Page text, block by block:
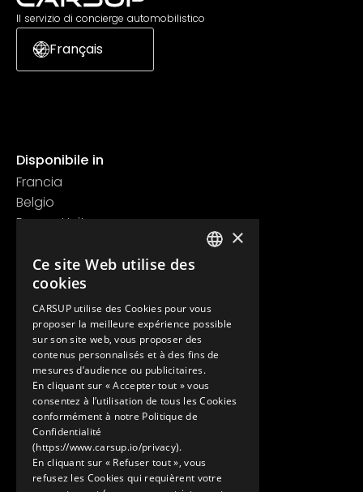
Il servizio di concierge automobilistico
Français
Disponibile in
Francia
Belgio
Regno Unito
Contatti
+33 1 89 47 00 43
contact@carsup.io
Pagina contatti
Scopri
Le nostre Conciergerie
I nostri servizi
Lo Showroom
Il mondo Carsup
Il diario di bordo
×
Ce site Web utilise des
cookies
CARSUP utilise des Cookies pour vous
proposer la meilleure expérience possible
sur son site web, vous proposer des
contenus personnalisés et à des fins de
mesures d’audience ou publicitaires.
En cliquant sur « Accepter tout » vous
consentez à l’utilisation de tous les Cookies
conformément à notre Politique de
Confidentialité
(https://www.carsup.io/privacy).
En cliquant sur « Refuser tout », vous
refusez les Cookies qui requièrent votre